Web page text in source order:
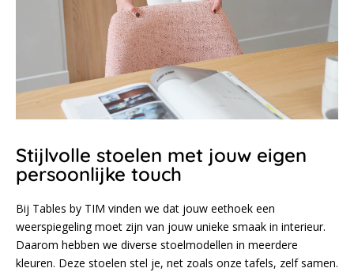
Stijlvolle stoelen met jouw eigen
persoonlijke touch
Bij Tables by TIM vinden we dat jouw eethoek een
weerspiegeling moet zijn van jouw unieke smaak in interieur.
Daarom hebben we diverse stoelmodellen in meerdere
kleuren. Deze stoelen stel je, net zoals onze tafels, zelf samen.